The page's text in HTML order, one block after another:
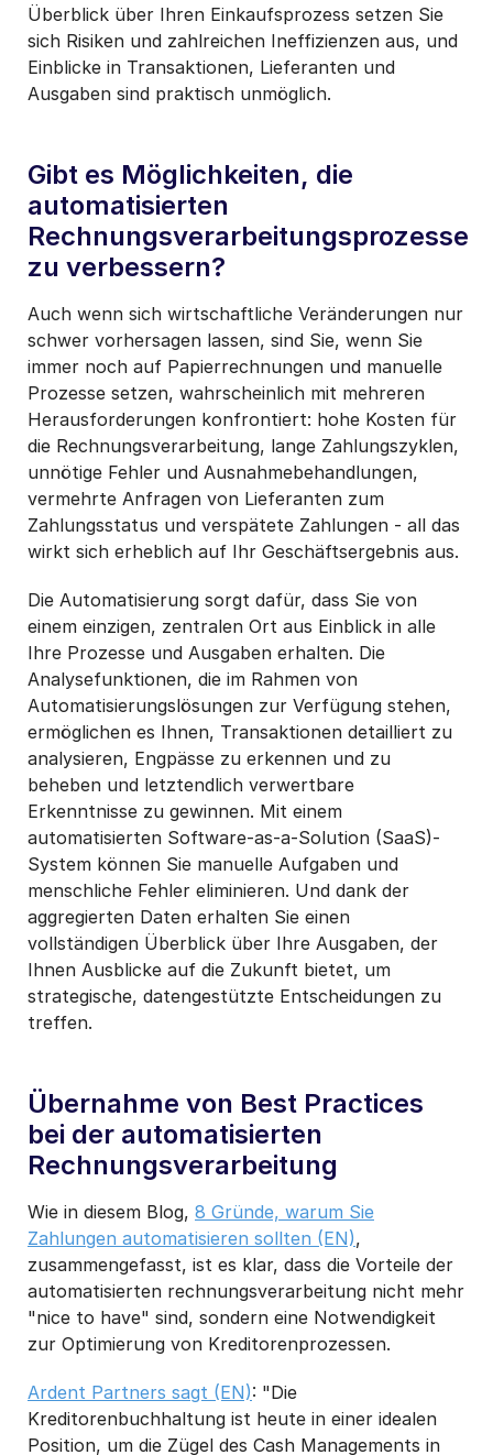
Überblick über Ihren Einkaufsprozess setzen Sie
sich Risiken und zahlreichen Ineffizienzen aus, und
Einblicke in Transaktionen, Lieferanten und
Ausgaben sind praktisch unmöglich.
Gibt es Möglichkeiten, die
automatisierten
Rechnungsverarbeitungsprozesse
zu verbessern?
Auch wenn sich wirtschaftliche Veränderungen nur
schwer vorhersagen lassen, sind Sie, wenn Sie
immer noch auf Papierrechnungen und manuelle
Prozesse setzen, wahrscheinlich mit mehreren
Herausforderungen konfrontiert: hohe Kosten für
die Rechnungsverarbeitung, lange Zahlungszyklen,
unnötige Fehler und Ausnahmebehandlungen,
vermehrte Anfragen von Lieferanten zum
Zahlungsstatus und verspätete Zahlungen - all das
wirkt sich erheblich auf Ihr Geschäftsergebnis aus.
Die Automatisierung sorgt dafür, dass Sie von
einem einzigen, zentralen Ort aus Einblick in alle
Ihre Prozesse und Ausgaben erhalten. Die
Analysefunktionen, die im Rahmen von
Automatisierungslösungen zur Verfügung stehen,
ermöglichen es Ihnen, Transaktionen detailliert zu
analysieren, Engpässe zu erkennen und zu
beheben und letztendlich verwertbare
Erkenntnisse zu gewinnen. Mit einem
automatisierten Software-as-a-Solution (SaaS)-
System können Sie manuelle Aufgaben und
menschliche Fehler eliminieren. Und dank der
aggregierten Daten erhalten Sie einen
vollständigen Überblick über Ihre Ausgaben, der
Ihnen Ausblicke auf die Zukunft bietet, um
strategische, datengestützte Entscheidungen zu
treffen.
Übernahme von Best Practices
bei der automatisierten
Rechnungsverarbeitung
Wie in diesem Blog, 8 Gründe, warum Sie
Zahlungen automatisieren sollten (EN),
zusammengefasst, ist es klar, dass die Vorteile der
automatisierten rechnungsverarbeitung nicht mehr
"nice to have" sind, sondern eine Notwendigkeit
zur Optimierung von Kreditorenprozessen.
Ardent Partners sagt (EN): "Die
Kreditorenbuchhaltung ist heute in einer idealen
Position, um die Zügel des Cash Managements in